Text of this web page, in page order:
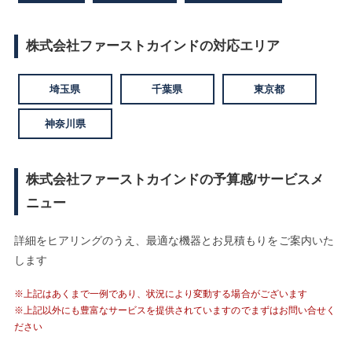
株式会社ファーストカインドの対応エリア
埼玉県 千葉県 東京都
神奈川県
株式会社ファーストカインドの予算感/サービスメ
ニュー
詳細をヒアリングのうえ、最適な機器とお見積もりをご案内いた
します
※上記はあくまで一例であり、状況により変動する場合がございます
※上記以外にも豊富なサービスを提供されていますのでまずはお問い合せく
ださい